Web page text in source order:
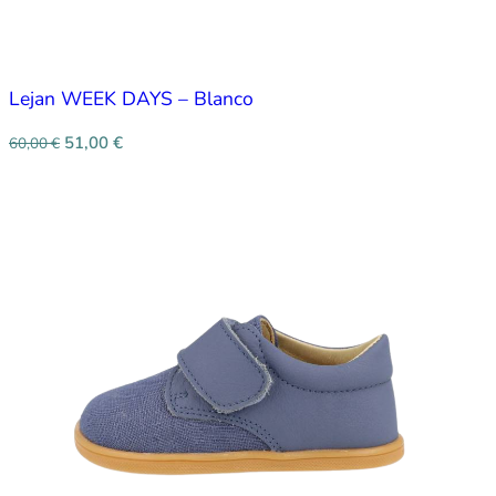
Lejan WEEK DAYS – Blanco
60,00€ 51,00 €